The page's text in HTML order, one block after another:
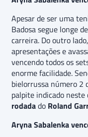
Apesar de ser uma
Badosa segue longe
carreira. Do outro
apresentações e
vencendo todos os
enorme facilidade.
bielorrussa número 2
palpite indicado
rodadado Roland
Aryna Sabalenka